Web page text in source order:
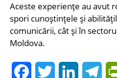
Aceste experiențe au avut
spori cunoștințele și
comunicării, cât și în
Moldova.
FacebookTwitter LinkedIn